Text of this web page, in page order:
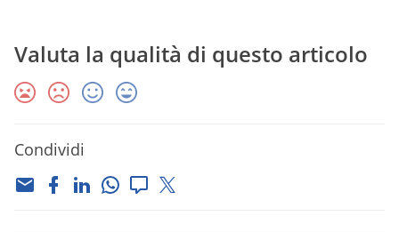
Valuta la qualità di questo articolo
Condividi